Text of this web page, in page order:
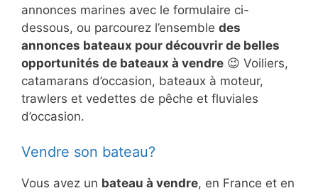
annonces marines avec le formulaire ci-
dessous, ou parcourez l’ensemble des
annonces bateaux pour découvrir de belles
opportunités de bateaux à vendre 😉 Voiliers,
catamarans d’occasion, bateaux à moteur,
trawlers et vedettes de pêche et fluviales
d’occasion.
Vendre son bateau?
Vous avez un bateau à vendre, en France et en